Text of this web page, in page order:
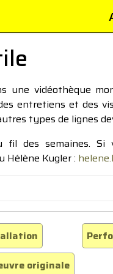
une vidéothèque
entretiens et des
types de lignes
des semaines. Si
Hélène Kugler :
originale